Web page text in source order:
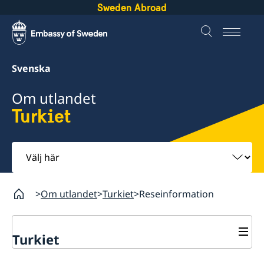
Sweden Abroad
Svenska
Om utlandet
Turkiet
Välj
här
Om utlandet Turkiet Reseinformation
Turkiet